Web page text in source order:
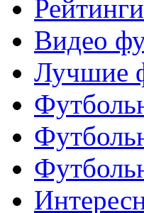
Видео
Лучшие